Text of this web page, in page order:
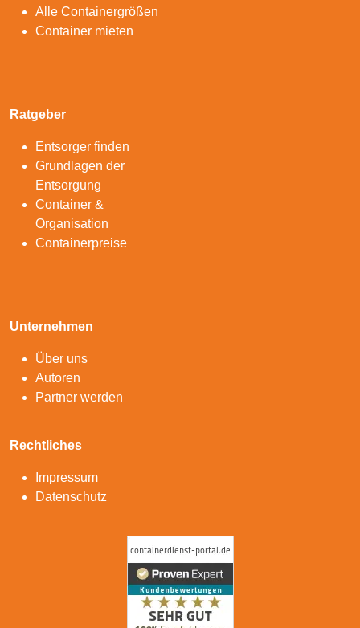
Alle Containergrößen
Container mieten
Ratgeber
Entsorger finden
Grundlagen der
Entsorgung
Container &
Organisation
Containerpreise
Unternehmen
Über uns
Autoren
Partner werden
Rechtliches
Impressum
Datenschutz